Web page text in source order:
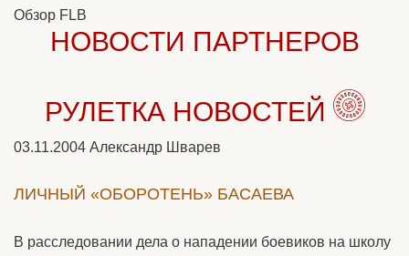
Обзор FLB
НОВОСТИ ПАРТНЕРОВ
РУЛЕТКА НОВОСТЕЙ
03.11.2004 Александр Шварев
ЛИЧНЫЙ «ОБОРОТЕНЬ» БАСАЕВА
В расследовании дела о нападении боевиков на школу